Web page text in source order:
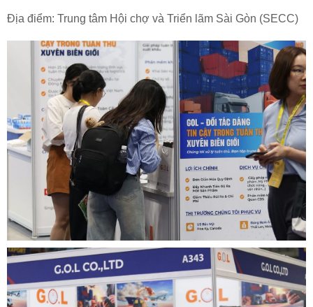
Địa điểm: Trung tâm Hội chợ và Triển lãm Sài Gòn (SECC)